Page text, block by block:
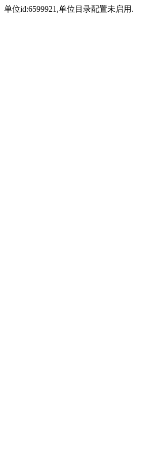
单位id:6599921,单位目录配置未启用.